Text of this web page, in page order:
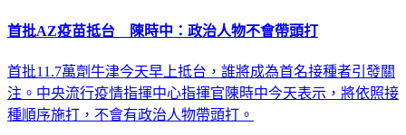
首批AZ疫苗抵台 陳時中：政治人物不會帶頭打
首批11.7萬劑牛津今天早上抵台，誰將成為首名接種者引發關
注。中央流行疫情指揮中心指揮官陳時中今天表示，將依照接
種順序施打，不會有政治人物帶頭打。